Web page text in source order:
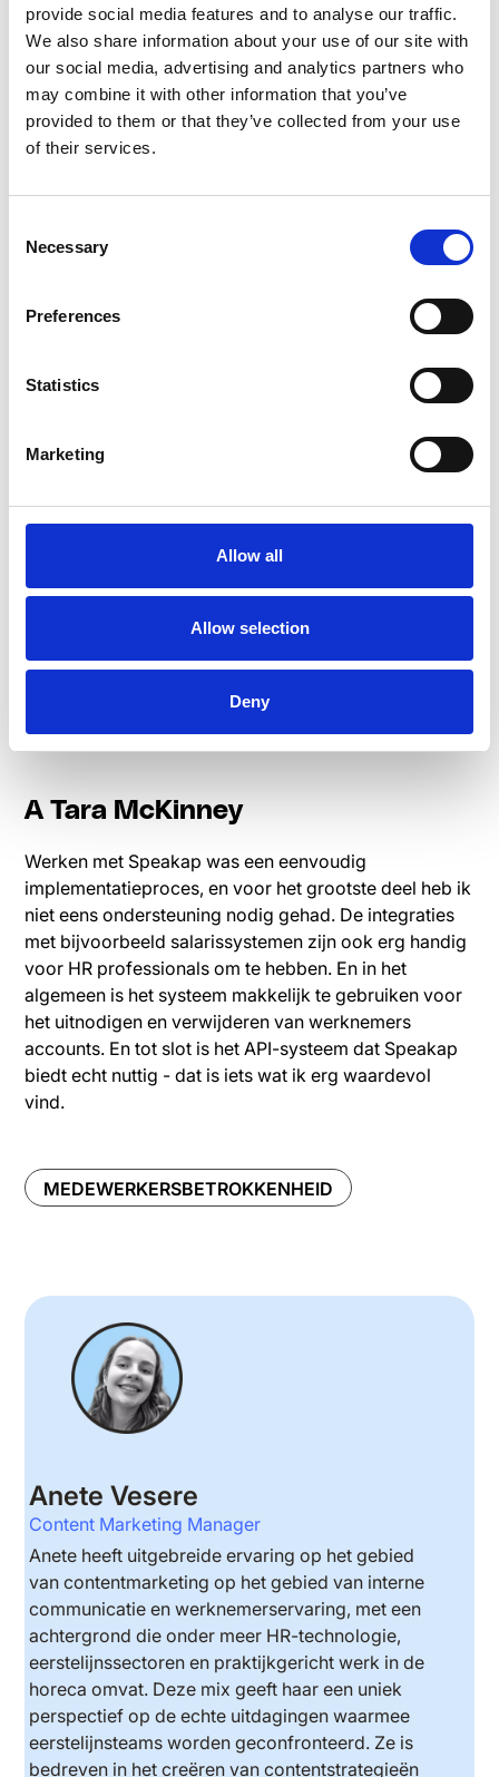
provide social media features and to analyse our traffic.
We also share information about your use of our site with
our social media, advertising and analytics partners who
may combine it with other information that you’ve
provided to them or that they’ve collected from your use
of their services.
Selection
Necessary
Preferences
Statistics
Marketing
Allow all
Allow selection
Deny
beeldmateriaal in mijn berichten kan verwerken, kan ik
informatie die anders niet zo interessant is, toch
interessant maken. Tijdens COVID gebruikte ik de app
om informatie te posten over waar werknemers zich
konden laten testen en andere
gezondheidsinformatie. Het was echt nuttig omdat we
En vanuit een cultureel perspectief, omdat we onze
mobiele telefoon mee naar huis nemen, kunnen onze
op het werk doen, wie onze collega's zijn en wat we
aan het bouwen zijn. We kunnen die trots delen met
onze eigen gezinnen, wat uiteindelijk het welzijn van
onze werknemers verhoogt.
Q Speakap
Bedankt voor je inzichten! Is er nog iets anders dat je
wil delen over jouw Speakap-ervaring?
A Tara McKinney
Werken met Speakap was een eenvoudig
implementatieproces, en voor het grootste deel heb ik
niet eens ondersteuning nodig gehad. De integraties
met bijvoorbeeld salarissystemen zijn ook erg handig
voor HR professionals om te hebben. En in het
algemeen is het systeem makkelijk te gebruiken voor
het uitnodigen en verwijderen van werknemers
accounts. En tot slot is het API-systeem dat Speakap
biedt echt nuttig - dat is iets wat ik erg waardevol
vind.
MEDEWERKERSBETROKKENHEID
Anete Vesere
Content Marketing Manager
Anete heeft uitgebreide ervaring op het gebied
van contentmarketing op het gebied van interne
communicatie en werknemerservaring, met een
achtergrond die onder meer HR-technologie,
eerstelijnssectoren en praktijkgericht werk in de
horeca omvat. Deze mix geeft haar een uniek
perspectief op de echte uitdagingen waarmee
eerstelijnsteams worden geconfronteerd. Ze is
bedreven in het creëren van contentstrategieën